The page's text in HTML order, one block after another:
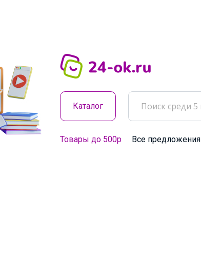
Каталог
Товары до 500р Все предложения